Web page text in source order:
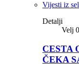
Vijesti iz
Detalji
Velj
CESTA
ČEKA